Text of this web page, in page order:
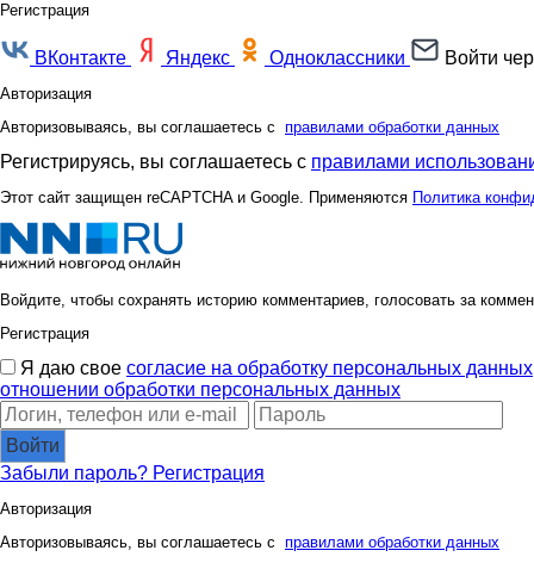
Регистрация
ВКонтакте Яндекс Одноклассники Войти
Авторизация
Авторизовываясь, вы соглашаетесь с правилами обработки данных
Регистрируясь, вы соглашаетесь с правилами
Этот сайт защищен reCAPTCHA и Google. Применяются Политика
Войдите, чтобы сохранять историю комментариев, голосовать за
Регистрация
Я даю свое согласие на обработку персональных данных
отношении обработки персональных данных
Войти
Забыли пароль? Регистрация
Авторизация
Авторизовываясь, вы соглашаетесь с правилами обработки данных